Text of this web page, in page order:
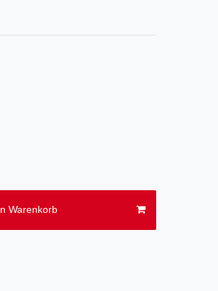
Warenkorb